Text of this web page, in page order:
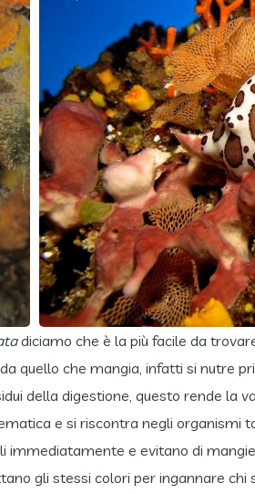
diciamo che è la più facile da
quello che mangia, infatti si nutre
della digestione, questo rende la
e si riscontra negli organismi
e evitano di
gli stessi colori per ingannare